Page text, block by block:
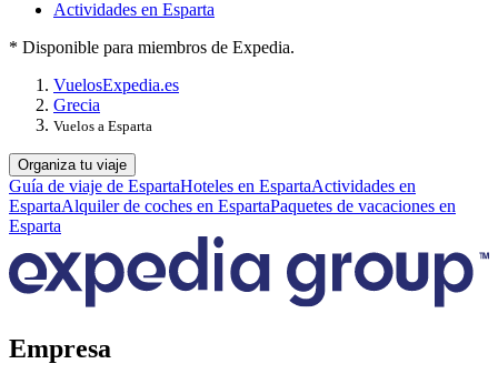
Actividades en Esparta
* Disponible para miembros de Expedia.
VuelosExpedia.es
Grecia
Vuelos a Esparta
Organiza tu viaje
Guía de viaje de EspartaHoteles en EspartaActividades en
EspartaAlquiler de coches en EspartaPaquetes de vacaciones en
Esparta
Empresa